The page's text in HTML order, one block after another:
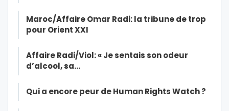
Maroc/Affaire Omar Radi: la tribune de trop
pour Orient XXI
Affaire Radi/Viol: « Je sentais son odeur
d’alcool, sa…
Qui a encore peur de Human Rights Watch ?